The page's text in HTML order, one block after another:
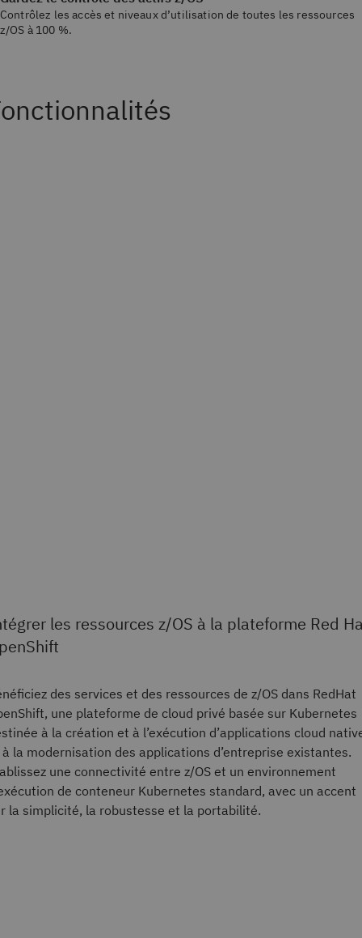
Contrôlez les accès et niveaux d’utilisation de toutes les ressources
z/OS à 100 %.
les ressources z/OS à la plateforme Red
des services et des ressources de z/OS dans RedHat
une plateforme de cloud privé basée sur Kubernetes
à la création et à l’exécution d’applications cloud
la modernisation des applications d’entreprise existantes.
une connectivité entre z/OS et un environnement
de conteneur Kubernetes standard, avec un accent
la simplicité, la robustesse et la portabilité.